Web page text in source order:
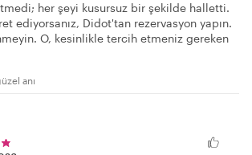
her şeyi kusursuz bir şekilde halletti.
ediyorsanız, Didot'tan rezervasyon yapın.
O, kesinlikle tercih etmeniz gereken
anı